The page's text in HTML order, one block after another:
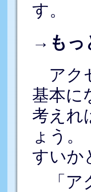
す。
→もっ
アク
基本に
考えれ
ょう
すいか
「ア